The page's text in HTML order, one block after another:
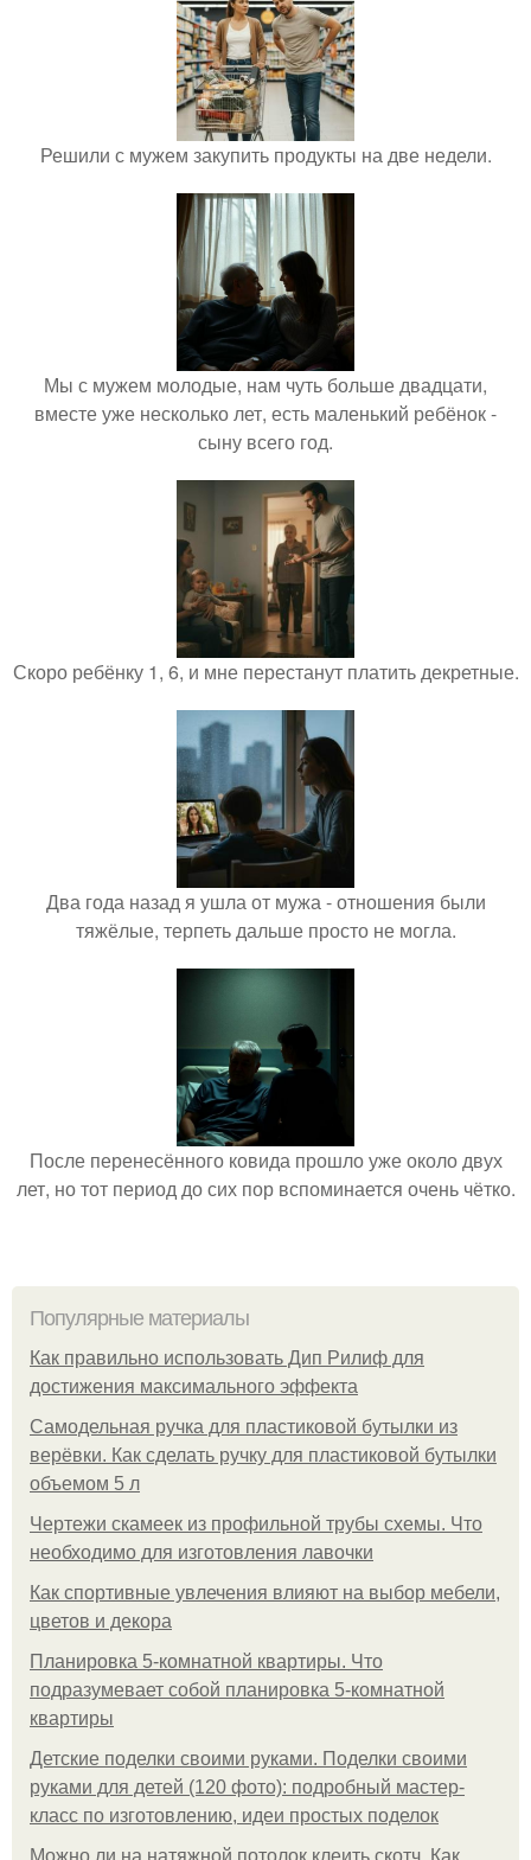
Решили с мужем закупить продукты на две недели.
Мы с мужем молодые, нам чуть больше двадцати,
вместе уже несколько лет, есть маленький ребёнок -
сыну всего год.
Скоро ребёнку 1, 6, и мне перестанут платить декретные.
Два года назад я ушла от мужа - отношения были
тяжёлые, терпеть дальше просто не могла.
После перенесённого ковида прошло уже около двух
лет, но тот период до сих пор вспоминается очень чётко.
Популярные материалы
Как правильно использовать Дип Рилиф для
достижения максимального эффекта
Самодельная ручка для пластиковой бутылки из
верёвки. Как сделать ручку для пластиковой бутылки
объемом 5 л
Чертежи скамеек из профильной трубы схемы. Что
необходимо для изготовления лавочки
Как спортивные увлечения влияют на выбор мебели,
цветов и декора
Планировка 5-комнатной квартиры. Что
подразумевает собой планировка 5-комнатной
квартиры
Детские поделки своими руками. Поделки своими
руками для детей (120 фото): подробный мастер-
класс по изготовлению, идеи простых поделок
Можно ли на натяжной потолок клеить скотч. Как